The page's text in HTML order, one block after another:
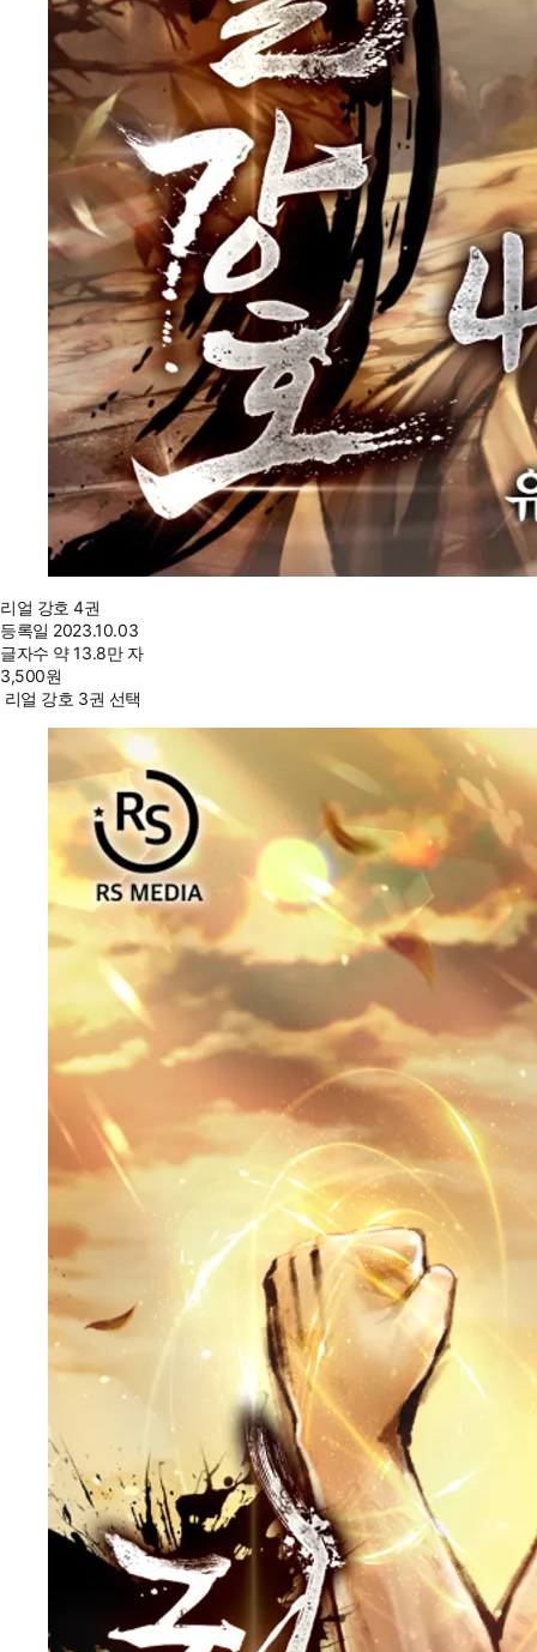
리얼 강호 4권
등록일 2023.10.03
글자수 약 13.8만 자
3,500원
리얼 강호 3권 선택